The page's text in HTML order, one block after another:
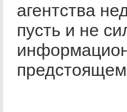
агентства
пусть и не